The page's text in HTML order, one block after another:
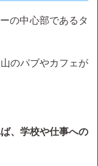
の中心部であるタ
のパブやカフェが
、学校や仕事への